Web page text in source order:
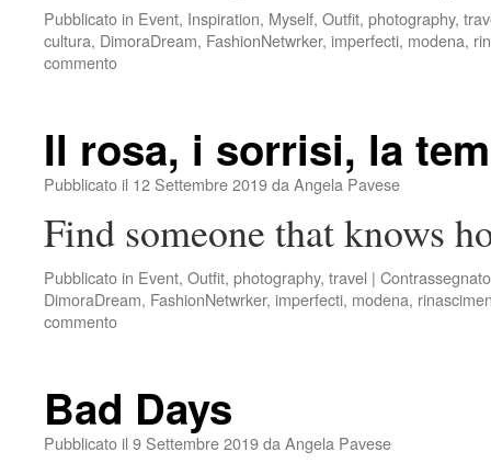
Pubblicato in Event, Inspiration, Myself, Outfit, photography,
cultura, DimoraDream, FashionNetwrker, imperfecti, modena,
commento
Il rosa, i sorrisi, la
Pubblicato il 12 Settembre 2019da Angela Pavese
Find someone that knows
Pubblicato in Event, Outfit, photography, travel | Contrassegnato
DimoraDream, FashionNetwrker, imperfecti, modena,
commento
Bad Days
Pubblicato il 9 Settembre 2019da Angela Pavese